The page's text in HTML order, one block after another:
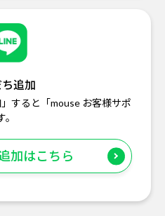
追加
すると「mouse お客様サポ
加はこちら